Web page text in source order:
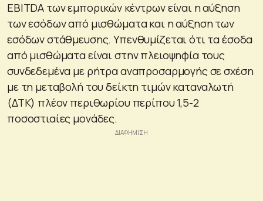
EBITDA των εμπορικών κέντρων είναι η αύξηση
των εσόδων από μισθώματα και η αύξηση των
εσόδων στάθμευσης. Υπενθυμίζεται ότι τα έσοδα
από μισθώματα είναι στην πλειοψηφία τους
συνδεδεμένα με ρήτρα αναπροσαρμογής σε σχέση
με τη μεταβολή του δείκτη τιμών καταναλωτή
(ΔΤΚ) πλέον περιθωρίου περίπου 1,5-2
ποσοστιαίες μονάδες.